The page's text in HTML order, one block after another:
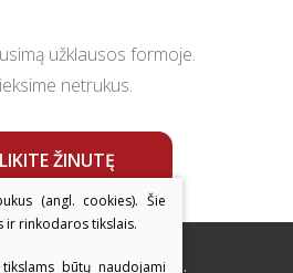
užklausos formoje.
netrukus.
ŽINUTĘ
Visos teisės saugomos.
(angl. cookies). Šie
ir rinkodaros tikslais.
būtų naudojami